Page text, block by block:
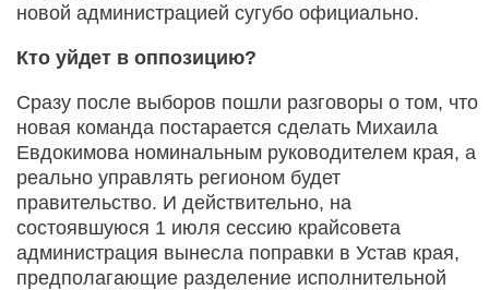
новой администрацией сугубо официально.
Кто уйдет в оппозицию?
Сразу после выборов пошли разговоры о том, что
новая команда постарается сделать Михаила
Евдокимова номинальным руководителем края, а
реально управлять регионом будет
правительство. И действительно, на
состоявшуюся 1 июля сессию крайсовета
администрация вынесла поправки в Устав края,
предполагающие разделение исполнительной